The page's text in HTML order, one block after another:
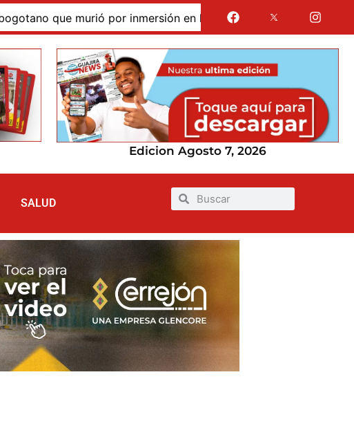
murió por inmersión en las dunas de Taroa; su cuerpo
Edicion Agosto 7, 2026
SALUD